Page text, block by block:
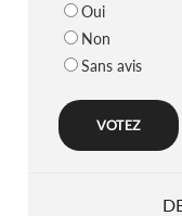
Oui
Non
Sans avis